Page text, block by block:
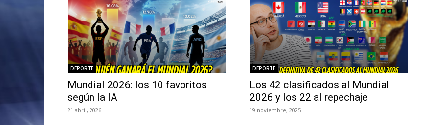
DEPORTE
Mundial 2026: los 10 favoritos
según la IA
21 abril, 2026
DEPORTE
Los 42 clasificados al Mundial
2026 y los 22 al repechaje
19 noviembre, 2025